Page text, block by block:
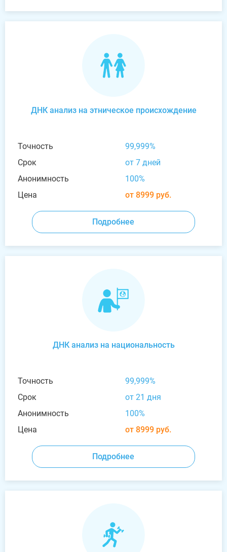
ДНК анализ на этническое происхождение
Точность
99,999%
Срок
от 7 дней
Анонимность
100%
Цена
от 8999 руб.
Подробнее
ДНК анализ на национальность
Точность
99,999%
Срок
от 21 дня
Анонимность
100%
Цена
от 8999 руб.
Подробнее